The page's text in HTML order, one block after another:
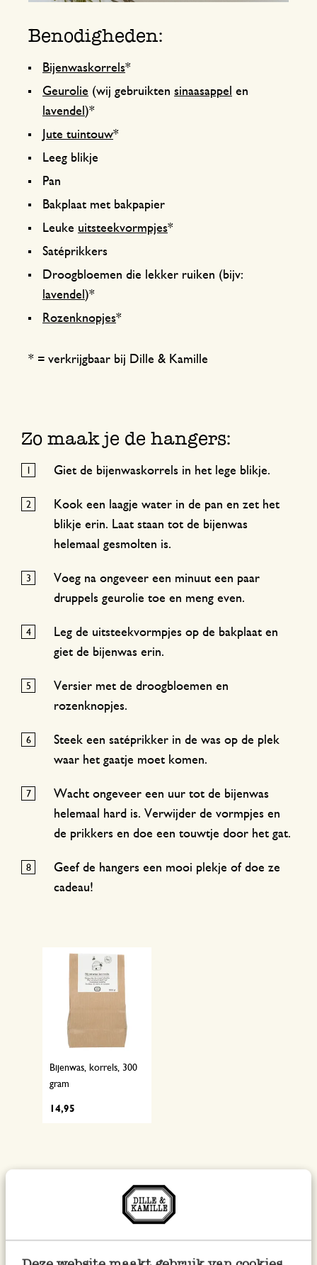
Benodigheden:
Bijenwaskorrels*
Geurolie (wij gebruikten sinaasappel en
lavendel )*
Jute tuintouw*
Leeg blikje
Pan
Bakplaat met bakpapier
Leuke uitsteekvormpjes*
Satéprikkers
Droogbloemen die lekker ruiken (bijv:
lavendel )*
Rozenknopjes*
* = verkrijgbaar bij Dille & Kamille
Zo maak je de hangers:
Giet de bijenwaskorrels in het lege blikje.
Kook een laagje water in de pan en zet het
blikje erin. Laat staan tot de bijenwas
helemaal gesmolten is.
Voeg na ongeveer een minuut een paar
druppels geurolie toe en meng even.
Leg de uitsteekvormpjes op de bakplaat en
giet de bijenwas erin.
Versier met de droogbloemen en
rozenknopjes.
Steek een satéprikker in de was op de plek
waar het gaatje moet komen.
Wacht ongeveer een uur tot de bijenwas
helemaal hard is. Verwijder de vormpjes en
de prikkers en doe een touwtje door het gat.
Geef de hangers een mooi plekje of doe ze
cadeau!
Bijenwas, korrels, 300
gram
14,95
Tips en inspiratie